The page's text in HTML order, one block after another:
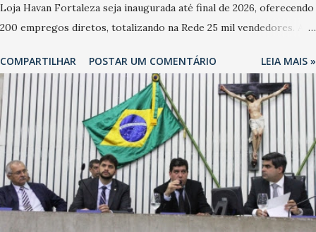
Loja Havan Fortaleza seja inaugurada até final de 2026, oferecendo
200 empregos diretos, totalizando na Rede 25 mil vendedores. A
oficialmente, mas fontes extraoficiais indicam, que será na Avenida
Washington Soares-Messejana. Uma coisa é certa: será a maior
loja Havan do Brasil.
COMPARTILHAR POSTAR UM COMENTÁRIO LEIA MAIS »